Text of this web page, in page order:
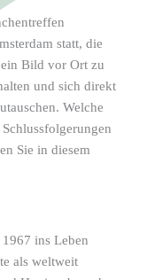
statt, die
Bild vor Ort zu
und sich direkt
Welche
Sie in diesem
ins Leben
als weltweit